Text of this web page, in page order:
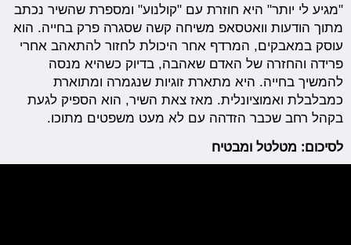
"מגיע לי יותר" היא חוזרת עם "קולנוע" ומספרת שהשיר נכתב
מתוך הודעות וואטסאפ משיחה קשה שסגרה פרק בחייה. הוא
עוסק במאבקים, המרדף אחר היכולת לחזור להתאהב אחרי
פרידה והחזרה של האדם שאהבה, בדיוק כשהיא מנסה
להמשיך בחייה. היא מתארת זוגיות שנגמרה ומתוארת
כמבלבלת ואמוציונלית. מאז צאת השיר, הוא הספיק לגעת
בקהל רחב שכבר הזדהה עם לא מעט משפטים מתוכו.
לסיכום: מטלטל ומבטיח